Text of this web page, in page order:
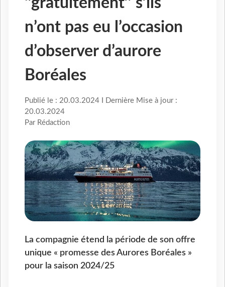
n’ont pas eu l’occasion
d’observer d’aurore
Boréales
Publié le : 20.03.2024 I Dernière Mise à jour :
20.03.2024
Par Rédaction
La compagnie étend la période de son offre
unique « promesse des Aurores Boréales »
pour la saison 2024/25